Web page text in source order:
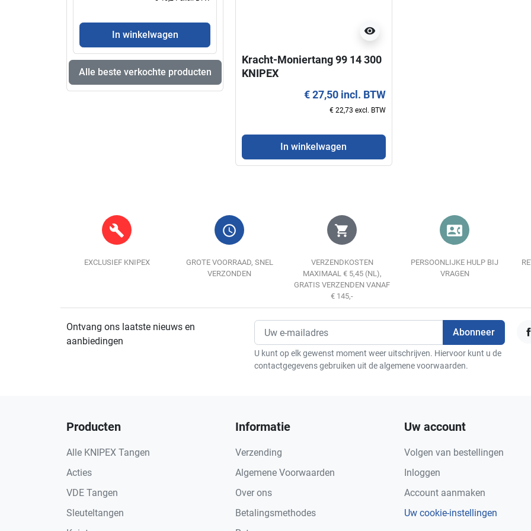
In winkelwagen
Alle beste verkochte producten
visibility
Kracht-Moniertang 99 14 300
KNIPEX
€ 27,50 incl. BTW
€ 22,73 excl. BTW
In winkelwagen
build
EXCLUSIEF KNIPEX
query_builder
GROTE VOORRAAD, SNEL
VERZONDEN
shopping_cart
VERZENDKOSTEN
MAXIMAAL € 5,45 (NL),
GRATIS VERZENDEN VANAF
€ 145,-
contact_phone
PERSOONLIJKE HULP BIJ
VRAGEN
Ontvang ons laatste nieuws en
aanbiedingen
U kunt op elk gewenst moment weer uitschrijven. Hiervoor kunt u de
contactgegevens gebruiken uit de algemene voorwaarden.
Producten
Alle KNIPEX Tangen
Acties
VDE Tangen
Sleuteltangen
Informatie
Verzending
Algemene Voorwaarden
Over ons
Betalingsmethodes
Uw account
Volgen van bestellingen
Inloggen
Account aanmaken
Uw cookie-instellingen